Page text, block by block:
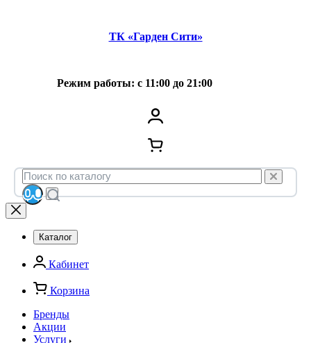
ТК «Гарден Сити»
Режим работы: с 11:00 до 21:00
Каталог
Кабинет
Корзина
Бренды
Акции
Услуги